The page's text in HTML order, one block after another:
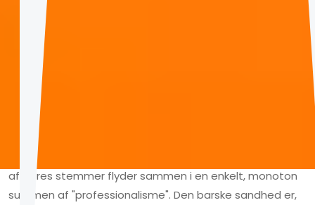
Stop lige et øjeblik. Se på den digitale verden omkring
dig. Det er et skrigende, kaotisk, uendeligt hav af støj,
ikke sandt? Brands råber for at blive hørt, men de fleste
af deres stemmer flyder sammen i en enkelt, monoton
summen af "professionalisme". Den barske sandhed er,